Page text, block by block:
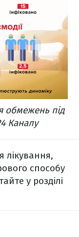
обмежень під
Каналу
лікування,
способу
у розділі